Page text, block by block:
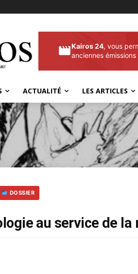
Kairos 24, vous
anciennes émissions
ACTUALITÉ LES ARTICLES
DOSSIER
au service de